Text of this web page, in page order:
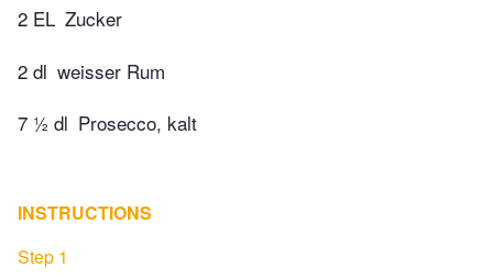
2 EL Zucker
2 dl weisser Rum
7 ½ dl Prosecco, kalt
INSTRUCTIONS
Step 1